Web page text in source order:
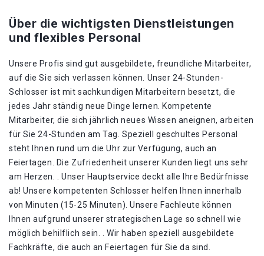
Über die wichtigsten Dienstleistungen
und flexibles Personal
Unsere Profis sind gut ausgebildete, freundliche Mitarbeiter,
auf die Sie sich verlassen können. Unser 24-Stunden-
Schlosser ist mit sachkundigen Mitarbeitern besetzt, die
jedes Jahr ständig neue Dinge lernen. Kompetente
Mitarbeiter, die sich jährlich neues Wissen aneignen, arbeiten
für Sie 24-Stunden am Tag. Speziell geschultes Personal
steht Ihnen rund um die Uhr zur Verfügung, auch an
Feiertagen. Die Zufriedenheit unserer Kunden liegt uns sehr
am Herzen. . Unser Hauptservice deckt alle Ihre Bedürfnisse
ab! Unsere kompetenten Schlosser helfen Ihnen innerhalb
von Minuten (15-25 Minuten). Unsere Fachleute können
Ihnen aufgrund unserer strategischen Lage so schnell wie
möglich behilflich sein. . Wir haben speziell ausgebildete
Fachkräfte, die auch an Feiertagen für Sie da sind.